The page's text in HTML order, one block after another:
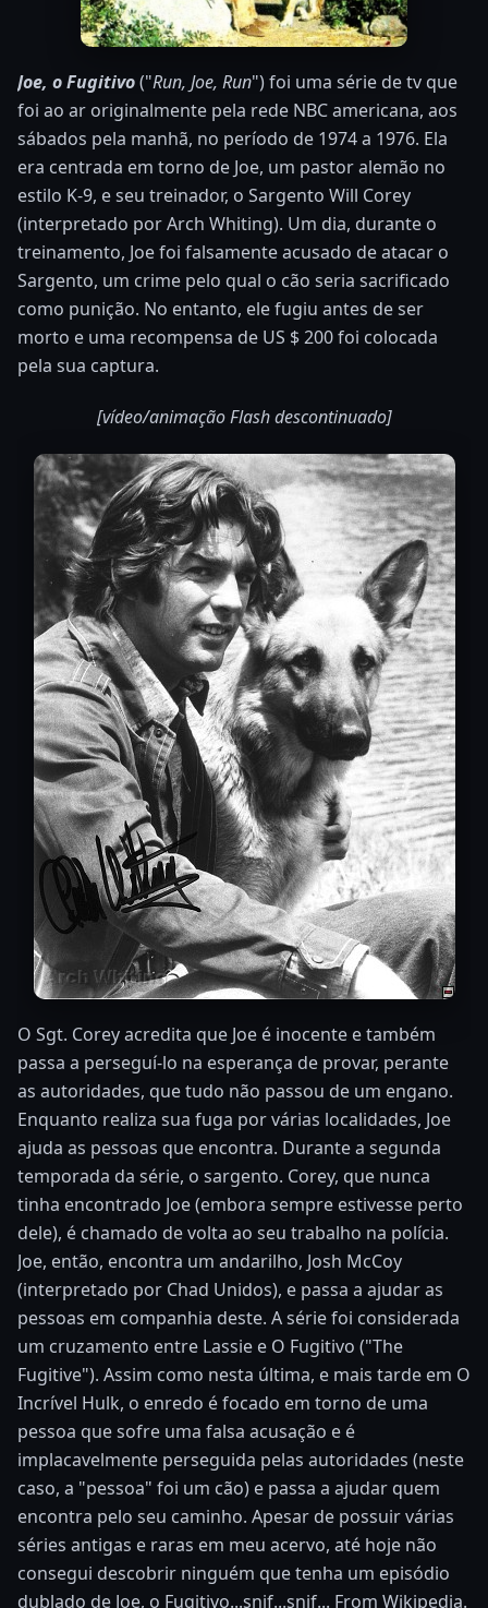
Joe, o Fugitivo("Run, Joe, Run") foi uma série de tv que
foi ao ar originalmente pela rede NBC americana, aos
sábados pela manhã, no período de 1974 a 1976. Ela
era centrada em torno de Joe, um pastor alemão no
estilo K-9, e seu treinador, o Sargento Will Corey
(interpretado por Arch Whiting). Um dia, durante o
treinamento, Joe foi falsamente acusado de atacar o
Sargento, um crime pelo qual o cão seria sacrificado
como punição. No entanto, ele fugiu antes de ser
morto e uma recompensa de US $ 200 foi colocada
pela sua captura.
[vídeo/animação Flash descontinuado]
O Sgt. Corey acredita que Joe é inocente e também
passa a perseguí-lo na esperança de provar, perante
as autoridades, que tudo não passou de um engano.
Enquanto realiza sua fuga por várias localidades, Joe
ajuda as pessoas que encontra. Durante a segunda
temporada da série, o sargento. Corey, que nunca
tinha encontrado Joe (embora sempre estivesse perto
dele), é chamado de volta ao seu trabalho na polícia.
Joe, então, encontra um andarilho, Josh McCoy
(interpretado por Chad Unidos), e passa a ajudar as
pessoas em companhia deste. A série foi considerada
um cruzamento entre Lassie e O Fugitivo ("The
Fugitive"). Assim como nesta última, e mais tarde em O
Incrível Hulk, o enredo é focado em torno de uma
pessoa que sofre uma falsa acusação e é
implacavelmente perseguida pelas autoridades (neste
caso, a "pessoa" foi um cão) e passa a ajudar quem
encontra pelo seu caminho. Apesar de possuir várias
séries antigas e raras em meu acervo, até hoje não
consegui descobrir ninguém que tenha um episódio
dublado de Joe, o Fugitivo...snif...snif... From Wikipedia.